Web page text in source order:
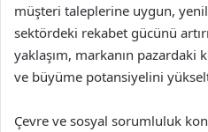
müşteri taleplerine uygun,
sektördeki rekabet gücünü
yaklaşım, markanın
ve büyüme potansiyelini
Çevre ve sosyal sorumluluk